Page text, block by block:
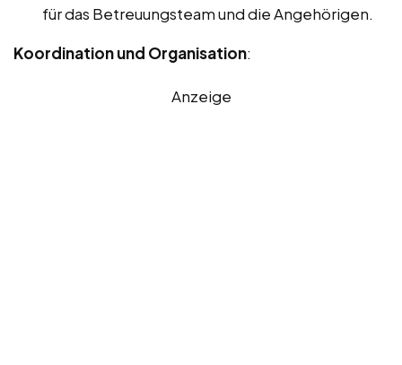
für das Betreuungsteam und die Angehörigen.
Koordination und Organisation:
Anzeige